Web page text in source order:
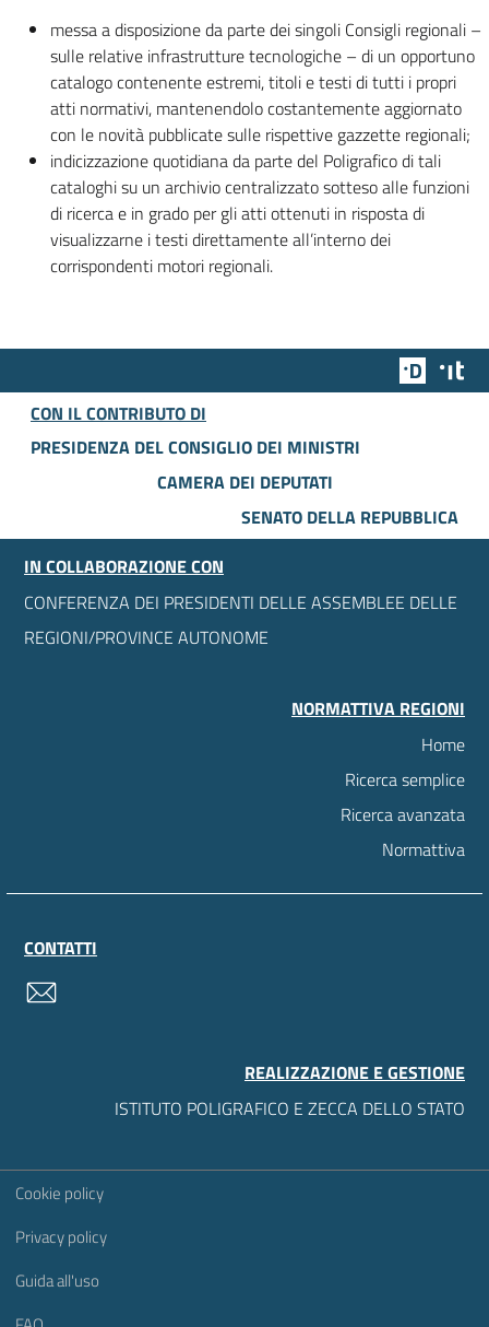
messa a disposizione da parte dei singoli Consigli regionali –
sulle relative infrastrutture tecnologiche – di un opportuno
catalogo contenente estremi, titoli e testi di tutti i propri
atti normativi, mantenendolo costantemente aggiornato
con le novità pubblicate sulle rispettive gazzette regionali;
indicizzazione quotidiana da parte del Poligrafico di tali
cataloghi su un archivio centralizzato sotteso alle funzioni
di ricerca e in grado per gli atti ottenuti in risposta di
visualizzarne i testi direttamente all’interno dei
corrispondenti motori regionali.
Team
CON IL CONTRIBUTO DI
PRESIDENZA DEL CONSIGLIO DEI MINISTRI
CAMERA DEI DEPUTATI
SENATO DELLA REPUBBLICA
IN COLLABORAZIONE CON
CONFERENZA DEI PRESIDENTI DELLE ASSEMBLEE DELLE
REGIONI/PROVINCE AUTONOME
NORMATTIVA REGIONI
Home
Ricerca semplice
Ricerca avanzata
Normattiva
CONTATTI
REALIZZAZIONE E GESTIONE
ISTITUTO POLIGRAFICO E ZECCA DELLO STATO
Sezione Link Utili
Cookie policy
Privacy policy
Guida all'uso